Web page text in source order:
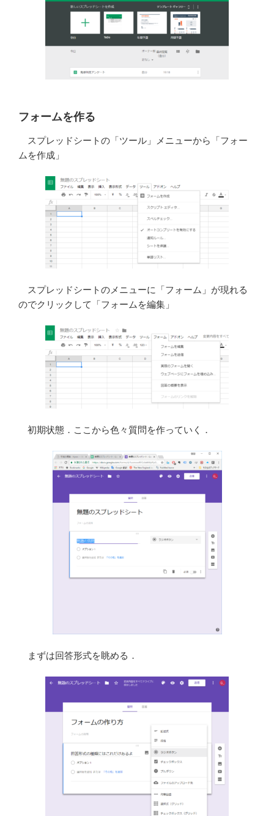
フォームを作る
スプレッドシートの「ツール」メニューから「フォー
ムを作成」
スプレッドシートのメニューに「フォーム」が現れる
のでクリックして「フォームを編集」
初期状態．ここから色々質問を作っていく．
まずは回答形式を眺める．